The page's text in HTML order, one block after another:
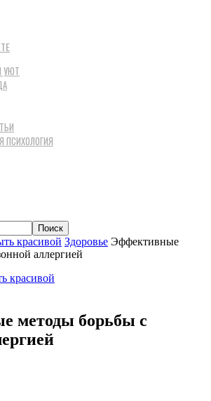
УЮТ
ПСИХОЛОГИЯ
красивой Здоровье Эффективные
аллергией
красивой
методы борьбы с